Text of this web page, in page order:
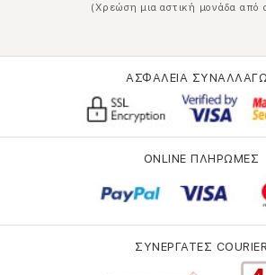
(Χρεώση μια αστική μονάδα από
ΑΣΦΑΛΕΙΑ
ONLINE ΠΛΗΡΩΜΕΣ
ΣΥΝΕΡΓΑΤΕΣ COURIER